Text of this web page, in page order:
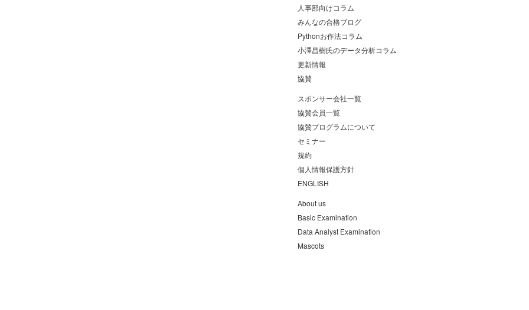
人事部向けコラム
みんなの合格ブログ
Pythonお作法コラム
小澤昌樹氏のデータ分析コラム
更新情報
協賛
スポンサー会社一覧
協賛会員一覧
協賛プログラムについて
セミナー
規約
個人情報保護方針
ENGLISH
About us
Basic Examination
Data Analyst Examination
Mascots